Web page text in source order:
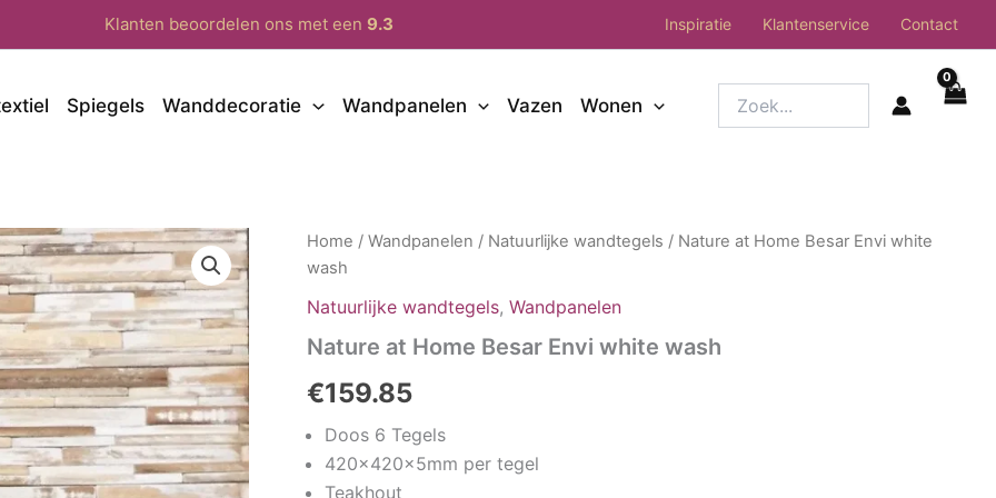
Klanten beoordelen ons met een 9.3 Inspiratie Klantenservice Contact
Spiegels Wanddecoratie Wandpanelen Vazen Wonen
Home /Wandpanelen / Natuurlijke wandtegels / Nature at Home Besar Envi white
wash
Natuurlijke wandtegels,Wandpanelen
Nature at Home Besar Envi white wash
€159.85
Doos 6 Tegels
420x420x5mm per tegel
Teakhout